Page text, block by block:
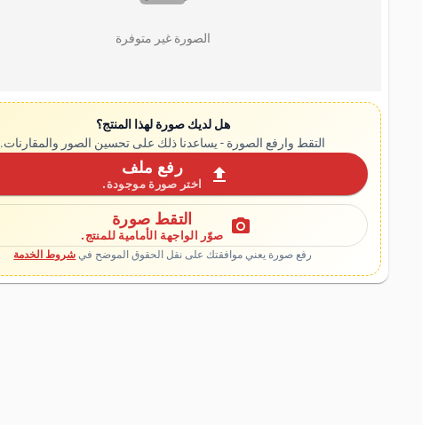
الصورة غير متوفرة
هل لديك صورة لهذا المنتج؟
التقط وارفع الصورة - يساعدنا ذلك على تحسين الصور والمقارنات.
upload رفع ملف
اختر صورة موجودة.
photo_camera التقط صورة
صوّر الواجهة الأمامية للمنتج.
رفع صورة يعني موافقتك على نقل الحقوق الموضح في شروط الخدمة